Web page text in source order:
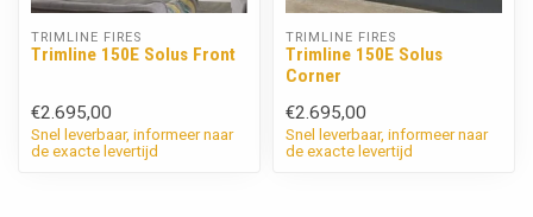
TRIMLINE FIRES
Trimline 150E Solus Front
€2.695,00
Snel leverbaar, informeer naar
de exacte levertijd
TRIMLINE FIRES
Trimline 150E Solus
Corner
€2.695,00
Snel leverbaar, informeer naar
de exacte levertijd